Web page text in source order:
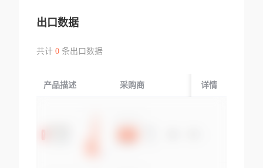
出口数据
共计 0条出口数据
产品描述 采购商 起运国/地区
详情